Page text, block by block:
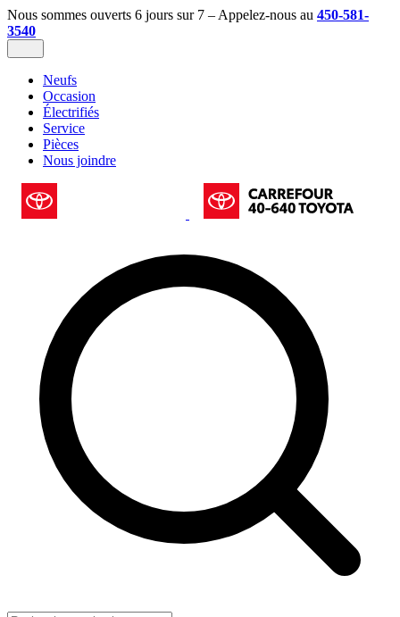
Nous sommes ouverts 6 jours sur 7 – Appelez-nous au 450-581-
3540
Neufs
Occasion
Électrifiés
Service
Pièces
Nous joindre